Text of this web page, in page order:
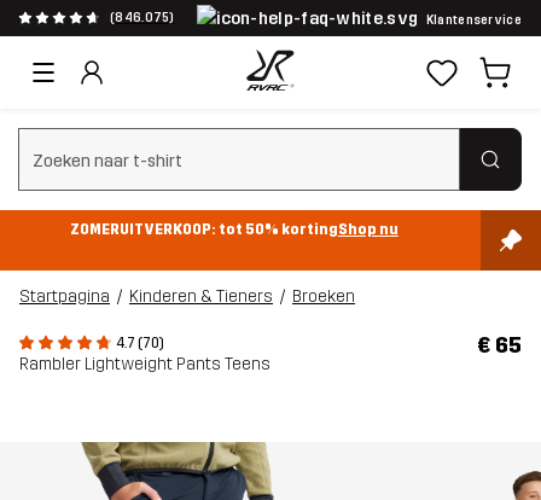
(846.075) Klantenservice
Zoeken wissen
ZOMERUITVERKOOP: tot 50% kortingShop nu
Startpagina Kinderen & Tieners Broeken
4.7 (70)
Rambler Lightweight Pants Teens
€ 65